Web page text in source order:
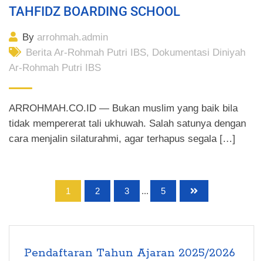
TAHFIDZ BOARDING SCHOOL
By arrohmah.admin
Berita Ar-Rohmah Putri IBS, Dokumentasi Diniyah
Ar-Rohmah Putri IBS
ARROHMAH.CO.ID — Bukan muslim yang baik bila
tidak mempererat tali ukhuwah. Salah satunya dengan
cara menjalin silaturahmi, agar terhapus segala […]
1 2 3 ... 5
Pendaftaran Tahun Ajaran 2025/2026